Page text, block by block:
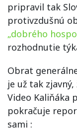
pripravil tak
protivzdušnú
„dobrého
rozhodnutie
Obrat
je už tak
Video Kaliňáka
pokračuje
sami :